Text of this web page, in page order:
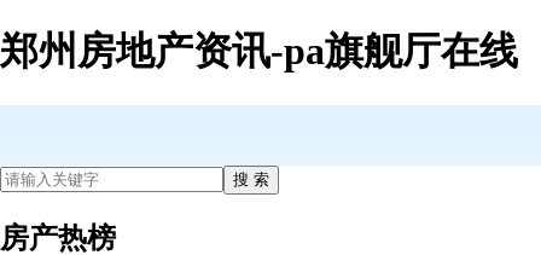
郑州房地产资讯-pa旗舰厅在线
房产热榜